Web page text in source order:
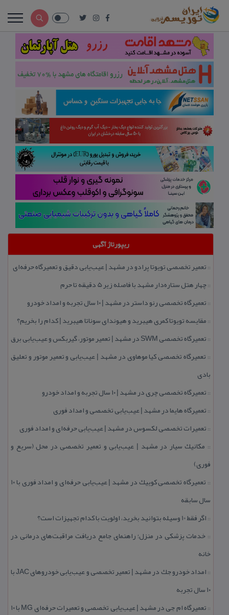
ریپورتاژ آگهی
:: تعمیر تخصصی تویوتا پرادو در مشهد | عیب‌یابی دقیق و تعمیرگاه حرفه‌ای
::چهار هتل‌ ستاره‌دار مشهد با فاصله زیر 5 دقیقه تا حرم
:: تعمیرگاه تخصصی رنو داستر در مشهد | ۱۰ سال تجربه و امداد خودرو
:: مقایسه تویوتا كمری هیبرید و هیوندای سوناتا هیبرید | كدام را بخریم؟
:: تعمیرگاه تخصصی SWM در مشهد | تعمیر موتور، گیربكس و عیب‌یابی برق
:: تعمیرگاه تخصصی كیا موهاوی در مشهد | عیب‌یابی و تعمیر موتور و تعلیق
بادی
:: تعمیرگاه تخصصی چری در مشهد | ۱۰ سال تجربه و امداد خودرو
:: تعمیرگاه هایما در مشهد | عیب‌یابی تخصصی و امداد فوری
:: تعمیرات تخصصی لكسوس در مشهد | عیب‌یابی حرفه‌ای و امداد فوری
:: مكانیك سیار در مشهد | عیب‌یابی و تعمیر تخصصی در محل (سریع و
فوری)
::
تعمیرگاه تخصصی كوییك در مشهد | عیب‌یابی حرفه‌ای و امداد فوری با ۱۰
سال سابقه
:: اگر فقط 10 وسیله بتوانید بخرید، اولویت با كدام تجهیزات است؟
:: خدمات پزشكی در منزل؛ راهنمای جامع دریافت مراقبت‌های درمانی در
خانه
::
امداد خودرو جك در مشهد | تعمیر تخصصی و عیب‌یابی خودروهای JAC با
۱۰ سال تجربه
::
تعمیرگاه ام جی در مشهد | عیب‌یابی تخصصی و تعمیرات حرفه‌ای MG با ۱۰